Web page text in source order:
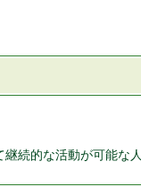
続的な活動が可能な人